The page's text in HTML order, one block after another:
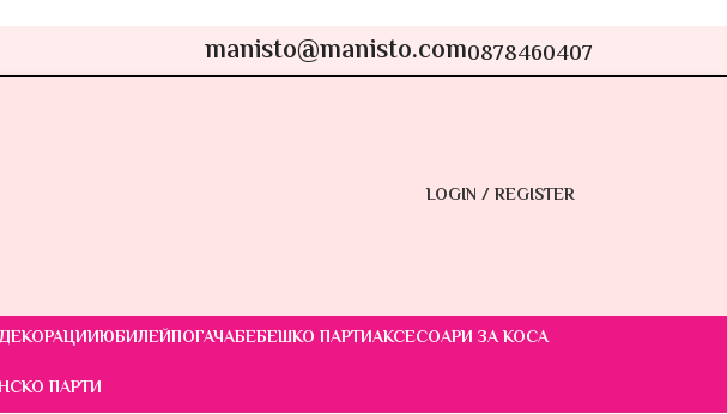
manisto@manisto.com0878460407
LOGIN / REGISTER
ДЕКОРАЦИИЮБИЛЕЙПОГАЧАБЕБЕШКО ПАРТИАКСЕСОАРИ ЗА КОСА
ПАРТИ